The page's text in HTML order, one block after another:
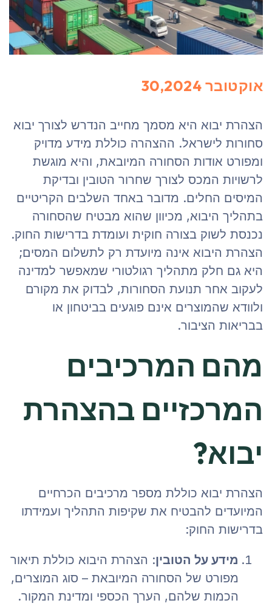
אוקטובר 30,2024
הצהרת יבוא היא מסמך מחייב הנדרש לצורך יבוא
סחורות לישראל. ההצהרה כוללת מידע מדויק
ומפורט אודות הסחורה המיובאת, והיא מוגשת
לרשויות המכס לצורך שחרור הטובין ובדיקת
המיסים החלים. מדובר באחד השלבים הקריטיים
בתהליך היבוא, מכיוון שהוא מבטיח שהסחורה
נכנסת לשוק בצורה חוקית ועומדת בדרישות החוק.
הצהרת היבוא אינה מיועדת רק לתשלום המסים;
היא גם חלק מתהליך רגולטורי שמאפשר למדינה
לעקוב אחר תנועת הסחורות, לבדוק את מקורם
ולוודא שהמוצרים אינם פוגעים בביטחון או
בבריאות הציבור.
מהם המרכיבים
המרכזיים בהצהרת
יבוא?
הצהרת יבוא כוללת מספר מרכיבים הכרחיים
המיועדים להבטיח את שקיפות התהליך ועמידתו
בדרישות החוק:
מידע על הטובין: הצהרת היבוא כוללת תיאור
מפורט של הסחורה המיובאת – סוג המוצרים,
הכמות שלהם, הערך הכספי ומדינת המקור.